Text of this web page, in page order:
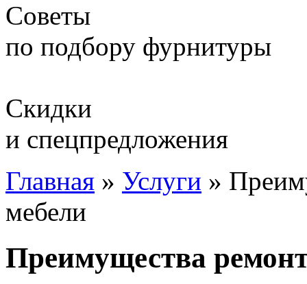
Советы
по подбору фурнитуры
Скидки
и спецпредложения
Главная » Услуги »
мебели
Преимущества